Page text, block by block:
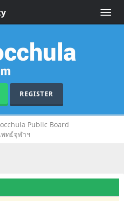
Toggle
REGISTER
Public Board
ทย์จุฬาฯ